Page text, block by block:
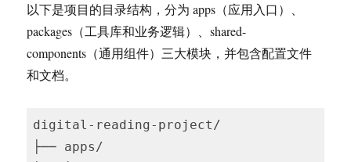
以下是项目的目录结构，分为 apps（应用入口）、
packages（工具库和业务逻辑）、shared-
components（通用组件）三大模块，并包含配置文件
和文档。
digital-reading-project/
├── apps/